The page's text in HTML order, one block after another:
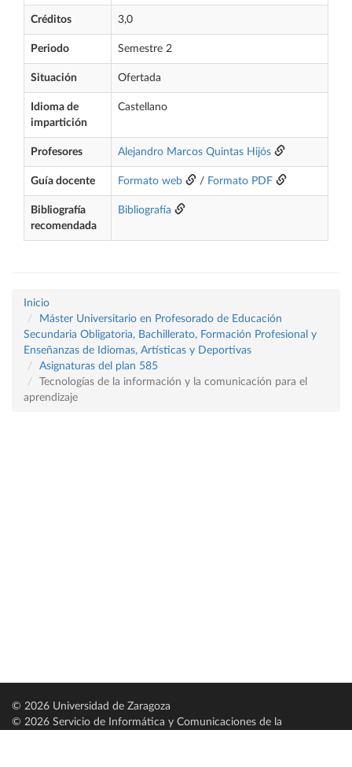
Créditos 3,0
Periodo Semestre 2
Situación Ofertada
Idioma de
impartición
Castellano
Profesores Alejandro Marcos Quintas Hijós
Guía docente Formato web / Formato PDF
Bibliografía
recomendada
Bibliografía
Inicio
Máster Universitario en Profesorado de Educación
Secundaria Obligatoria, Bachillerato, Formación Profesional y
Enseñanzas de Idiomas, Artísticas y Deportivas
Asignaturas del plan 585
Tecnologías de la información y la comunicación para el
aprendizaje
© 2026 Universidad de Zaragoza
© 2026 Servicio de Informática y Comunicaciones de la